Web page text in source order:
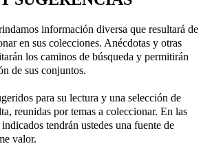
información diversa que resultará de
en sus colecciones. Anécdotas y otras
los caminos de búsqueda y permitirán
de sus conjuntos.
para su lectura y una selección de
reunidas por temas a coleccionar. En las
tendrán ustedes una fuente de
valor.